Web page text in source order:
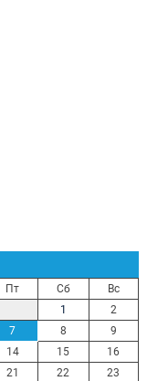
Пт Сб
Вс
1
2
7 8
9
14 15
16
21 22
23